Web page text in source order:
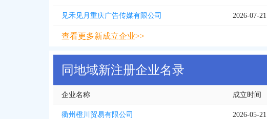
见禾见月重庆广告传媒有限公司 2026-07-21
查看更多新成立企业>>
同地域新注册企业名录
企业名称 成立时间
衢州橙川贸易有限公司 2026-05-21